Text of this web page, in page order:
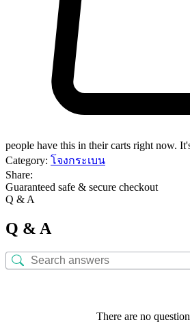
people have this in their carts right now.
Category: โจงกระเบน
Share:
Guaranteed safe & secure checkout
Q & A
Q & A
There are no